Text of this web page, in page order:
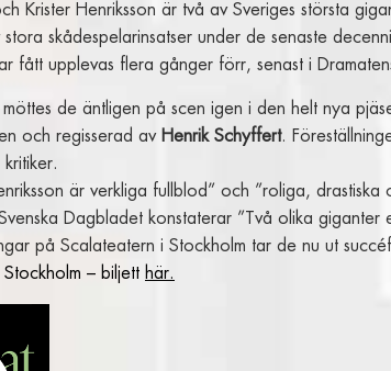
Krister Henriksson är två av Sveriges största
skådespelarinsatser under de senaste
fått upplevas flera gånger förr, senast i
de äntligen på scen igen i den helt nya
och regisserad av Henrik Schyffert.
är verkliga fullblod” och ”roliga, drastiska
Dagbladet konstaterar ”Två olika
på Scalateatern i Stockholm tar de nu ut
– biljett här.